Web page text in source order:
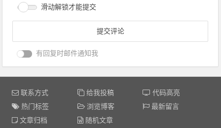
滑动解锁才能提交
有回复时邮件通知我
联系方式 给我投稿
代码高亮
热门标签
浏览博客
最新留言
文章归档
随机文章